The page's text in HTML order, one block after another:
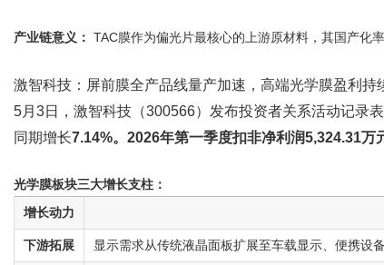
产业链意义： TAC膜作为偏光片最核心的上游原材料，其国产化
激智科技 ：屏前膜全产品线量产加速，高端光学膜盈利持
5月3日，激智科技（300566）发布投资者关系活动记录
同期增长7.14%。2026年第一季度扣非净利润5,324.31万
光学膜板块三大增长支柱：
增长动力
下游拓展 显示需求从传统液晶面板扩展至车载显示、便携设